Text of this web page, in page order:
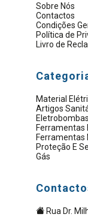
Sobre Nós
Contactos
Condições
Política de
Livro de
Material
Artigos
Ferramentas
Ferramentas
Proteção E
Gás
Rua Dr.